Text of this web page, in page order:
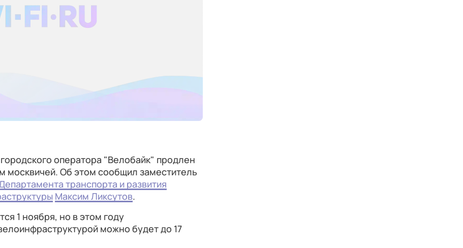
оператора "Велобайк" продлен
москвичей. Об этом сообщил заместитель
транспорта и развития
Максим Ликсутов.
1 ноября, но в этом году
можно будет до 17